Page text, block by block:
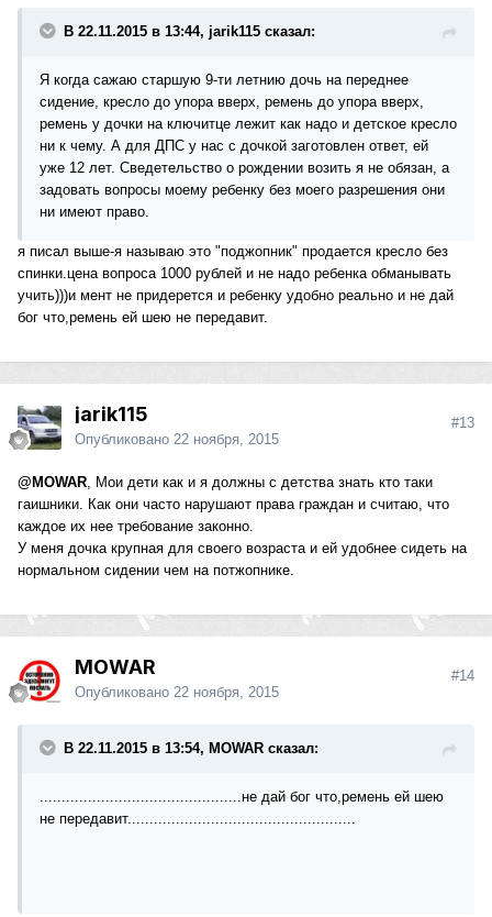
В 22.11.2015 в 13:44, jarik115 сказал:
Я когда сажаю старшую 9-ти летнию дочь на переднее
сидение, кресло до упора вверх, ремень до упора вверх,
ремень у дочки на ключитце лежит как надо и детское кресло
ни к чему. А для ДПС у нас с дочкой заготовлен ответ, ей
уже 12 лет. Сведетельство о рождении возить я не обязан, а
задовать вопросы моему ребенку без моего разрешения они
ни имеют право.
я писал выше-я называю это "поджопник" продается кресло без
спинки.цена вопроса 1000 рублей и не надо ребенка обманывать
учить)))и мент не придерется и ребенку удобно реально и не дай
бог что,ремень ей шею не передавит.
jarik115
Опубликовано 22 ноября, 2015
#13
@MOWAR, Мои дети как и я должны с детства знать кто таки
гаишники. Как они часто нарушают права граждан и считаю, что
каждое их нее требование законно.
У меня дочка крупная для своего возраста и ей удобнее сидеть на
нормальном сидении чем на потжопнике.
MOWAR
Опубликовано 22 ноября, 2015
#14
В 22.11.2015 в 13:54, MOWAR сказал:
..............................................не дай бог что,ремень ей шею
не передавит....................................................